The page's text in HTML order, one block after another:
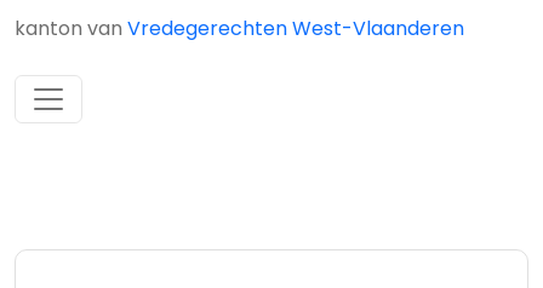
kanton van Vredegerechten West-Vlaanderen